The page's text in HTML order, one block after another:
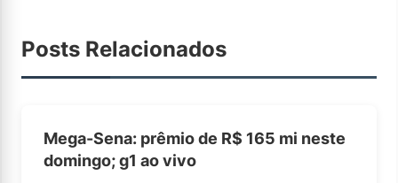
Posts Relacionados
Mega-Sena: prêmio de R$ 165 mi neste
domingo; g1 ao vivo